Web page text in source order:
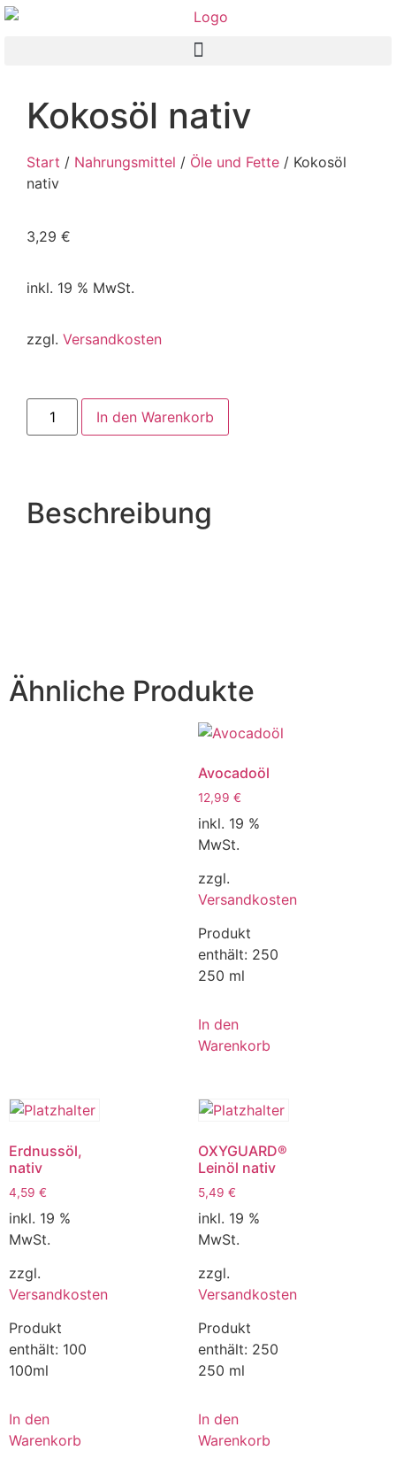
Kokosöl nativ
Start / Nahrungsmittel / Öle und Fette / Kokosöl
nativ
3,29 €
inkl. 19 % MwSt.
zzgl. Versandkosten
In den Warenkorb
Beschreibung
Ähnliche Produkte
Avocadoöl
12,99 €
inkl. 19 %
MwSt.
zzgl.
Versandkosten
Produkt
enthält: 250
250 ml
In den
Warenkorb
Erdnussöl,
nativ
4,59 €
inkl. 19 %
MwSt.
zzgl.
Versandkosten
Produkt
enthält: 100
100ml
In den
Warenkorb
OXYGUARD®
Leinöl nativ
5,49 €
inkl. 19 %
MwSt.
zzgl.
Versandkosten
Produkt
enthält: 250
250 ml
In den
Warenkorb